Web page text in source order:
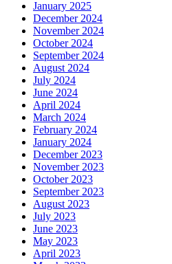
January 2025
December 2024
November 2024
October 2024
September 2024
August 2024
July 2024
June 2024
April 2024
March 2024
February 2024
January 2024
December 2023
November 2023
October 2023
September 2023
August 2023
July 2023
June 2023
May 2023
April 2023